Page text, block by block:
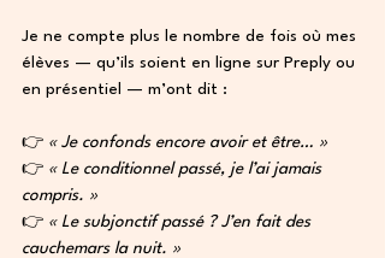
Je ne compte plus le nombre de fois où mes
élèves — qu’ils soient en ligne sur Preply ou
en présentiel — m’ont dit :
👉 « Je confonds encore avoir et être… »
👉 « Le conditionnel passé, je l’ai jamais
compris. »
👉 « Le subjonctif passé ? J’en fait des
cauchemars la nuit. »